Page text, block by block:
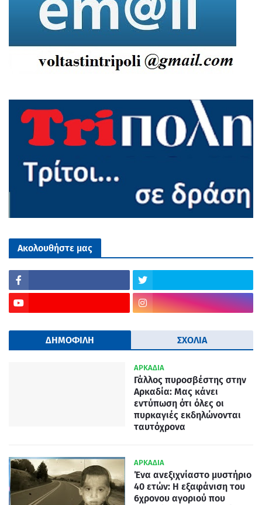
Ακολουθήστε μας
ΔΗΜΟΦΙΛΗ ΣΧΟΛΙΑ
ΑΡΚΑΔΙΑ
Γάλλος πυροσβέστης στην
Αρκαδία: Μας κάνει
εντύπωση ότι όλες οι
πυρκαγιές εκδηλώνονται
ταυτόχρονα
ΑΡΚΑΔΙΑ
Ένα ανεξιχνίαστο μυστήριο
40 ετών: Η εξαφάνιση του
6χρονου αγοριού που